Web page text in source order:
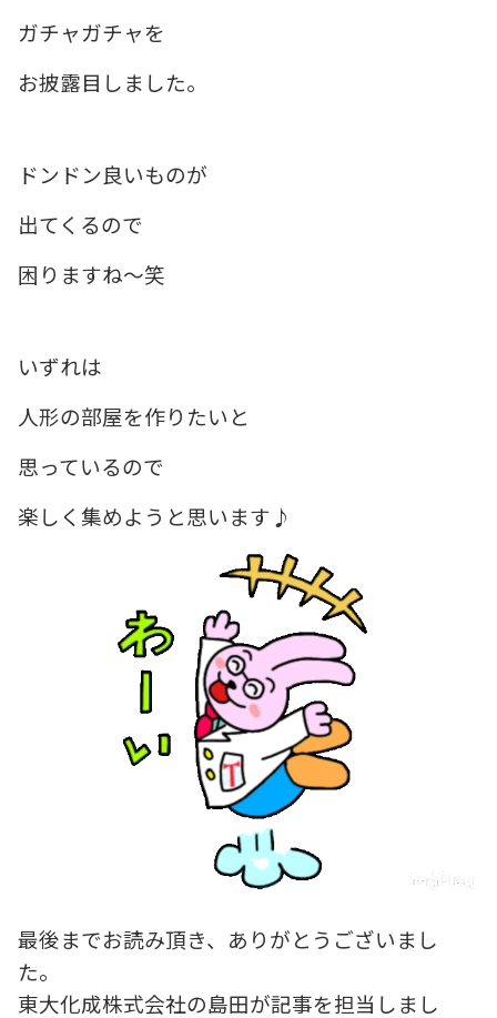
ガチャガチャを
お披露目しました。
ドンドン良いものが
出てくるので
困りますね～笑
いずれは
人形の部屋を作りたいと
思っているので
楽しく集めようと思います♪
最後までお読み頂き、ありがとうございまし
た。
東大化成株式会社の島田が記事を担当しまし